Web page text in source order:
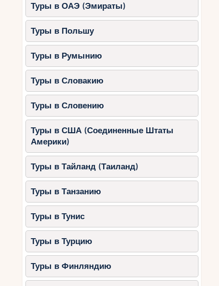
Туры в ОАЭ (Эмираты)
Туры в Польшу
Туры в Румынию
Туры в Словакию
Туры в Словению
Туры в США (Соединенные Штаты
Америки)
Туры в Тайланд (Таиланд)
Туры в Танзанию
Туры в Тунис
Туры в Турцию
Туры в Финляндию